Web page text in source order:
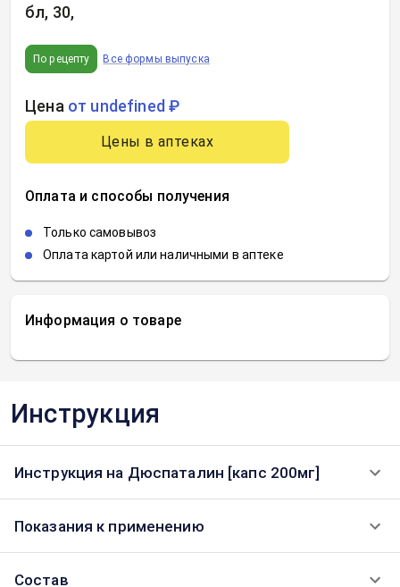
Информация о товаре
бл, 30,
По рецепту Все формы выпуска
Цена от undefined ₽
Цены в аптеках
Оплата и способы получения
Только самовывоз
Оплата картой или наличными в аптеке
Инструкция
Инструкция на Дюспаталин [капс 200мг]
Показания к применению
Состав